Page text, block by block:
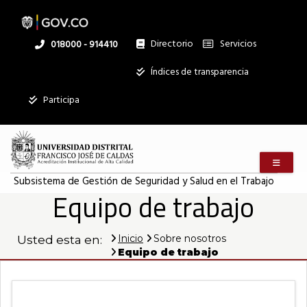
contenido
Linea
018000 - 914410 Directorio
Institucional
Servicios
Índices de transparencia
Participa
Subsistema de Gestión de Seguridad y Salud en el Trabajo
Equipo de trabajo
registros
Buscar:
Servicios
Ningún dato
disponible en
del
Usted esta en: Inicio
Sobre nosotros
Equipo de trabajo